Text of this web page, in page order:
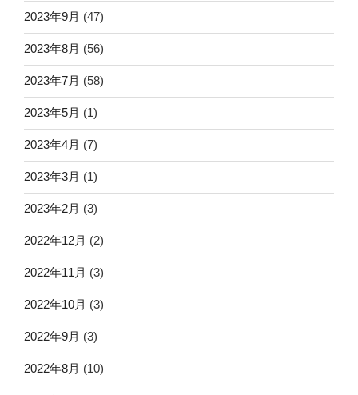
2023年9月 (47)
2023年8月 (56)
2023年7月 (58)
2023年5月 (1)
2023年4月 (7)
2023年3月 (1)
2023年2月 (3)
2022年12月 (2)
2022年11月 (3)
2022年10月 (3)
2022年9月 (3)
2022年8月 (10)